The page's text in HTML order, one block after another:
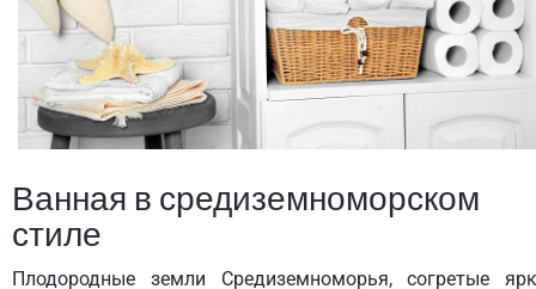
Ванная в средиземноморском
стиле
Плодородные земли Средиземноморья, согретые